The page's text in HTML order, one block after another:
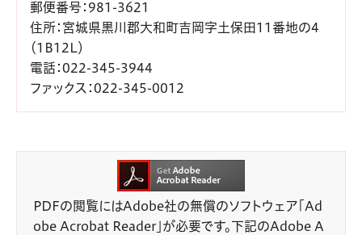
郵便番号 ：981-3621
住所：宮城県黒川郡大和町吉岡字土保田11番地の4
（1B12L）
電話 ：022-345-3944
ファックス ：022-345-0012
PDFの閲覧にはAdobe社の無償のソフトウェア「Ad
obe Acrobat Reader」が必要です。下記のAdobe A